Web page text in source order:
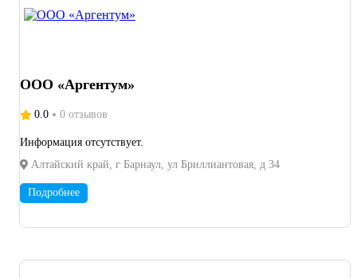
ООО «Аргентум»
0.0 0 отзывов
Информация отсутствует.
Алтайский край, г Барнаул, ул Бриллиантовая, д 34
Подробнее